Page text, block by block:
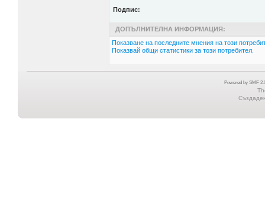
Подпис:
ДОПЪЛНИТЕЛНА ИНФОРМАЦИЯ:
Показване на последните мнения на този
Показвай общи статистики за този потребител.
Powered by SMF